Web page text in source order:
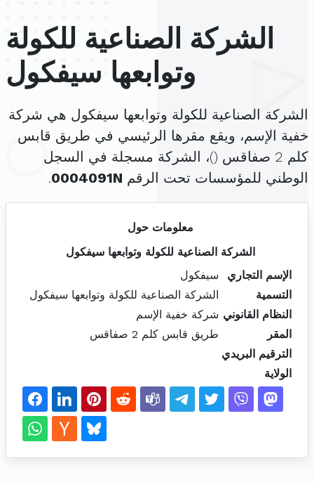
الشركة الصناعية للكولة
وتوابعها سيفكول
الشركة الصناعية للكولة وتوابعها سيفكول هي شركة
خفية الإسم، ويقع مقرها الرئيسي في طريق قابس
كلم 2 صفاقس (
)، الشركة مسجلة في السجل
الوطني للمؤسسات تحت الرقم 0004091N
.
معلومات حول
الشركة الصناعية للكولة وتوابعها سيفكول
الإسم التجاري
سيفكول
التسمية
الشركة الصناعية للكولة وتوابعها سيفكول
النظام القانوني شركة خفية الإسم
المقر
طريق قابس كلم 2 صفاقس
الترقيم البريدي
الولاية